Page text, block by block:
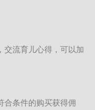
交流育儿心得，可以加
合条件的购买获得佣